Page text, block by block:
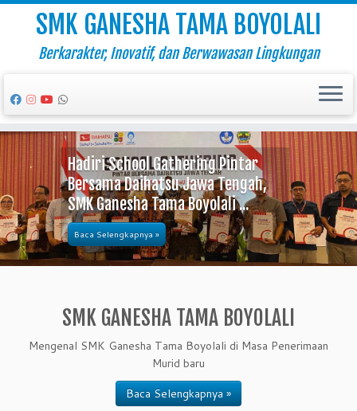
Skip
to
content
SMK GANESHA TAMA BOYOLALI
Berkarakter, Inovatif, dan Berwawasan Lingkungan
Hadiri School Gathering Pintar
Bersama Daihatsu Jawa Tengah,
SMK Ganesha Tama Boyolali ...
Baca Selengkapnya »
SMK GANESHA TAMA BOYOLALI
Mengenal SMK Ganesha Tama Boyolali di Masa Penerimaan
Murid baru
Baca Selengkapnya »